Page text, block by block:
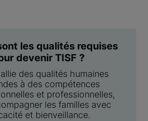
les qualités requises
devenir TISF ?
des qualités humaines
à des compétences
et professionnelles,
les familles avec
et bienveillance.